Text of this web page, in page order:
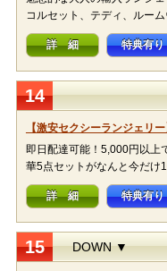
コルセット、テディ、ルー
詳 細 特典有り
14
【激安セクシーランジェリ
即日配達可能！5,000円以上
華5点セットがなんと今だけ
詳 細 特典有り
15 DOWN ▼